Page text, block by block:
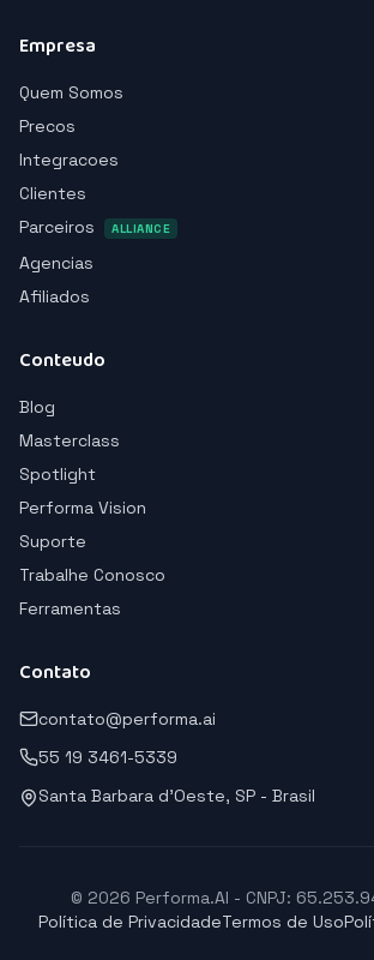
Empresa
Quem Somos
Precos
Integracoes
Clientes
Parceiros
ALLIANCE
Agencias
Afiliados
Conteudo
Blog
Masterclass
Spotlight
Performa Vision
Suporte
Trabalhe Conosco
Ferramentas
Contato
contato@performa.ai
55 19 3461-5339
Santa Barbara d'Oeste, SP - Brasil
© 2026 Performa.AI - CNPJ:
Política de PrivacidadeTermos de Uso